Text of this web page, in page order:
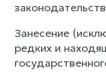
Занесение
редких и